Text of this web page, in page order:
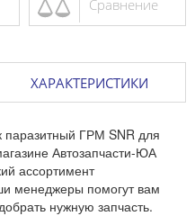
Сравнение
ХАРАКТЕРИСТИКИ
паразитный ГРМ SNR для
Автозапчасти-ЮА
ассортимент
менеджеры помогут вам
нужную запчасть.